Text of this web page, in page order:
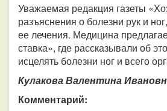
Уважаемая редакция газеты
разъяснения о болезни рук и
ее лечения. Медицина
ставка», где рассказывали об
исцелять болезни ног и всего
Кулакова Валентина
Комментарий: